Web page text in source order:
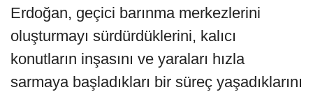
Erdoğan, geçici barınma merkezlerini
oluşturmayı sürdürdüklerini, kalıcı
konutların inşasını ve yaraları hızla
sarmaya başladıkları bir süreç yaşadıklarını